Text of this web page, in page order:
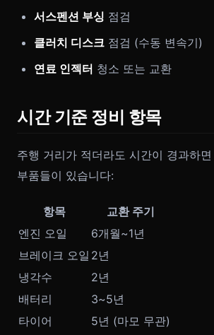
서스펜션 부싱 점검
클러치 디스크 점검 (수동 변속기)
연료 인젝터 청소 또는 교환
시간 기준 정비 항목
주행 거리가 적더라도 시간이 경과하
부품들이 있습니다:
항목
교환 주기
엔진 오일
6개월~1년
브레이크 오일 2년
냉각수
2년
배터리
3~5년
타이어
5년 (마모 무관)